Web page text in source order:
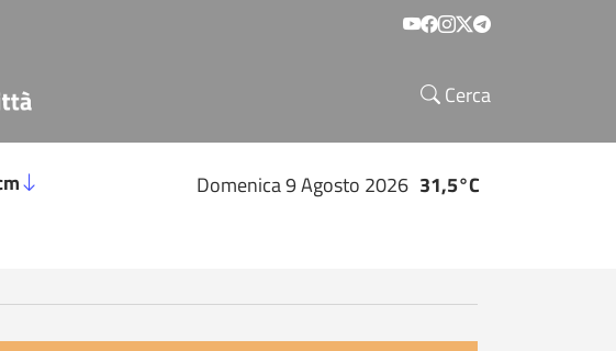
Social menu
Cerca
Domenica 9 Agosto 2026 31,5°C